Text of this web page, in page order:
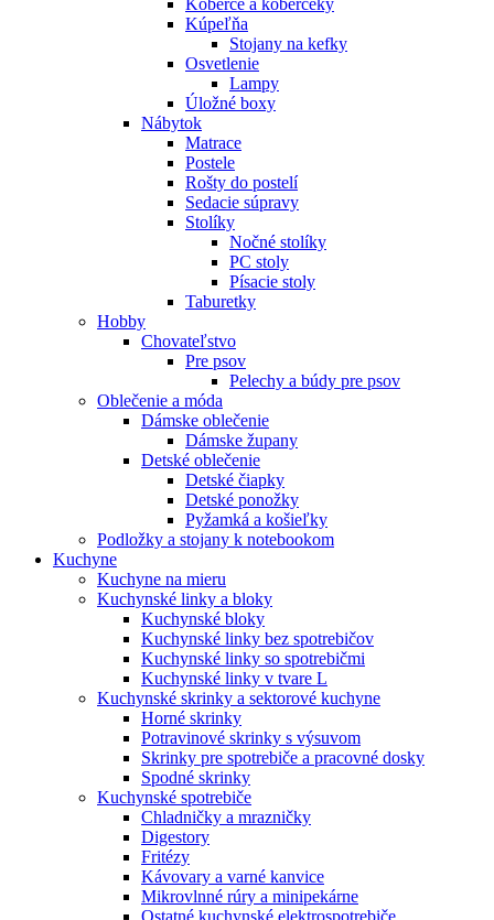
Kúpeľňa
Stojany na kefky
Osvetlenie
Lampy
Úložné boxy
Nábytok
Matrace
Postele
Rošty do postelí
Sedacie súpravy
Stolíky
Nočné stolíky
PC stoly
Písacie stoly
Taburetky
Hobby
Chovateľstvo
Pre psov
Pelechy a búdy pre psov
Oblečenie a móda
Dámske oblečenie
Dámske župany
Detské oblečenie
Detské čiapky
Detské ponožky
Pyžamká a košieľky
Podložky a stojany k notebookom
Kuchyne
Kuchyne na mieru
Kuchynské linky a bloky
Kuchynské bloky
Kuchynské linky bez spotrebičov
Kuchynské linky so spotrebičmi
Kuchynské linky v tvare L
Kuchynské skrinky a sektorové kuchyne
Horné skrinky
Potravinové skrinky s výsuvom
Skrinky pre spotrebiče a pracovné dosky
Spodné skrinky
Kuchynské spotrebiče
Chladničky a mrazničky
Digestory
Fritézy
Kávovary a varné kanvice
Mikrovlnné rúry a minipekárne
Ostatné kuchynské elektrospotrebiče